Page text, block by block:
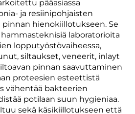
pääasiassa
ja resiinipohjaisten
hienokiillotukseen. Se
laboratorioita
lopputyöstövaiheessa,
siltaukset, veneerit, inlayt
pinnan saavuttaminen
proteesien esteettistä
vähentää bakteerien
potilaan suun hygieniaa.
sekä käsikiillotukseen että